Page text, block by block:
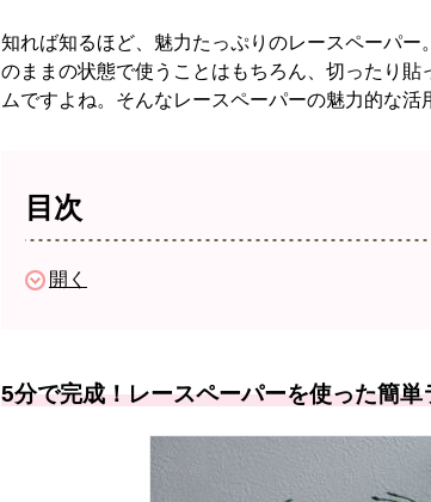
知れば知るほど、魅力たっぷりのレースペーパ
のままの状態で使うことはもちろん、切ったり
ムですよね。そんなレースペーパーの魅力的な活
目次
開く
5分で完成！レースペーパーを使った簡単